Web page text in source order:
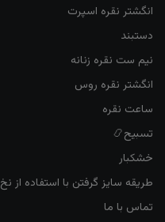
انگشتر نقره اسپرت
دستبند
نیم ست نقره زنانه
انگشتر نقره روس
ساعت نقره
تسبیح📿
خشکبار
طریقه سایز گرفتن با استفاده از نخ
تماس با ما